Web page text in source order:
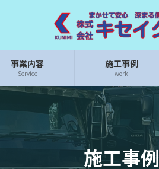
事業内容
Service
施工事例
work
施工事例